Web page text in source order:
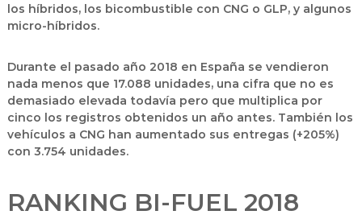
los híbridos, los bicombustible con CNG o GLP, y algunos
micro-híbridos.
Durante el pasado año 2018 en España se vendieron
nada menos que 17.088 unidades, una cifra que no es
demasiado elevada todavía pero que multiplica por
cinco los registros obtenidos un año antes. También los
vehículos a CNG han aumentado sus entregas (+205%)
con 3.754 unidades.
RANKING BI-FUEL 2018